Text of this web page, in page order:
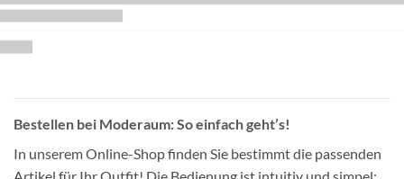
Bestellen bei Moderaum: So einfach geht’s!
In unserem Online-Shop finden Sie bestimmt die passenden